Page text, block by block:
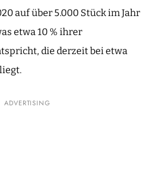
auf über 5.000 Stück im Jahr
etwa 10 % ihrer
die derzeit bei etwa
ADVERTISING